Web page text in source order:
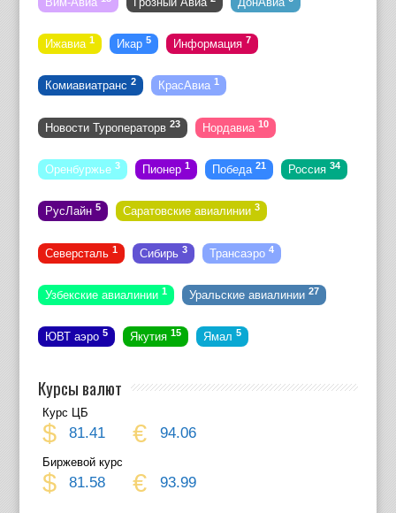
Ижавиа 1 Икар 5 Информация 7
Комиавиатранс 2 КрасАвиа 1
Новости Туроператорв 23 Нордавиа 10
Оренбуржье 3 Пионер 1 Победа 21 Россия 34
РусЛайн 5 Саратовские авиалинии 3
Северсталь 1 Сибирь 3 Трансаэро 4
Узбекские авиалинии 1 Уральские авиалинии 27
ЮВТ аэро 5 Якутия 15 Ямал 5
Курсы валют
Курс ЦБ
$ 81.41 € 94.06
Биржевой курс
$ 81.58 € 93.99